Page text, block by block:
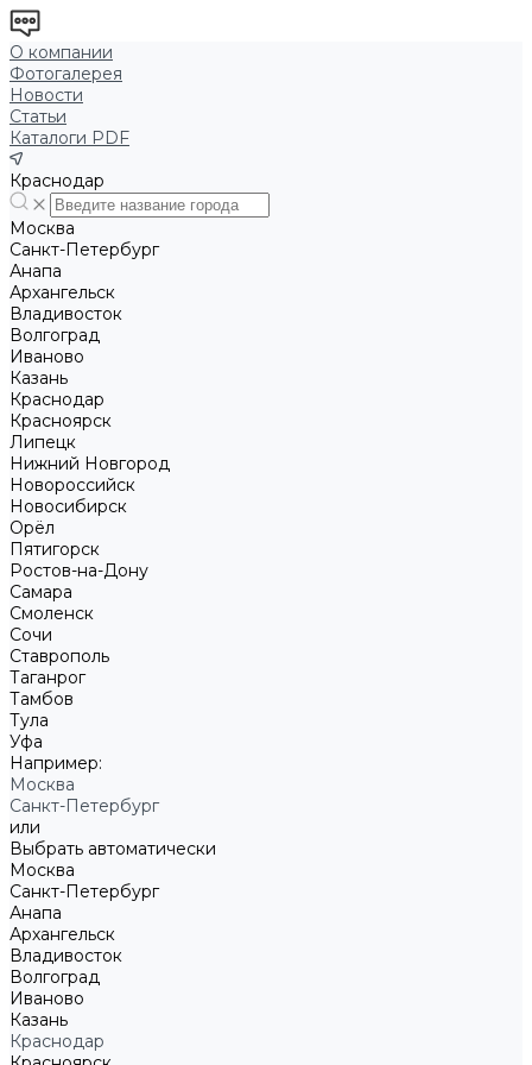
О компании
Фотогалерея
Новости
Статьи
Каталоги PDF
Краснодар
Москва
Санкт-Петербург
Анапа
Архангельск
Владивосток
Волгоград
Иваново
Казань
Краснодар
Красноярск
Липецк
Нижний Новгород
Новороссийск
Новосибирск
Орёл
Пятигорск
Ростов-на-Дону
Самара
Смоленск
Сочи
Ставрополь
Таганрог
Тамбов
Тула
Уфа
Например:
Москва
Санкт-Петербург
или
Выбрать автоматически
Москва
Санкт-Петербург
Анапа
Архангельск
Владивосток
Волгоград
Иваново
Казань
Краснодар